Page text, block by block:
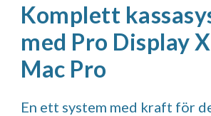
Komplett
med Pro Display
Mac Pro
En ett system med kraft för